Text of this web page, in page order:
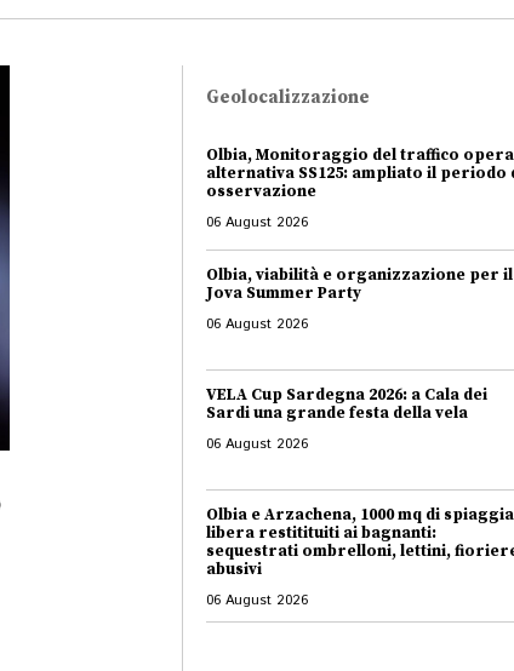
Geolocalizzazione
Olbia, Monitoraggio del traffico opera
alternativa SS125: ampliato il periodo
osservazione
06 August 2026
Olbia, viabilità e organizzazione per il
Jova Summer Party
06 August 2026
VELA Cup Sardegna 2026: a Cala dei
Sardi una grande festa della vela
06 August 2026
Olbia e Arzachena, 1000 mq di spiaggia
libera restitituiti ai bagnanti:
sequestrati ombrelloni, lettini,
abusivi
06 August 2026